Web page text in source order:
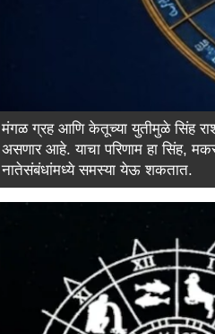
मंगळ ग्रह आणि केतूच्या युतीमुळे सिंह
असणार आहे. याचा परिणाम हा सिंह,
नातेसंबंधांमध्ये समस्या येऊ शकतात.